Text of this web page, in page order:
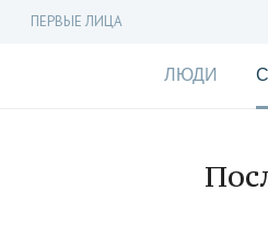
ПЕРВЫЕ ЛИЦА
ЛЮДИ